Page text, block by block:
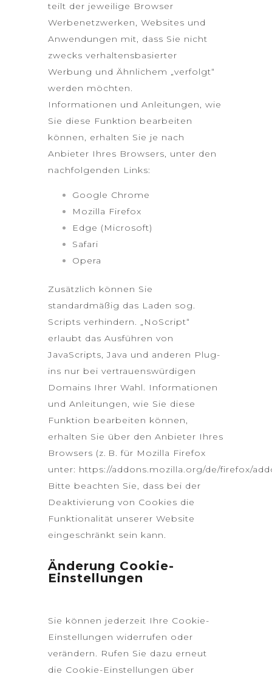
teilt der jeweilige Browser
Werbenetzwerken, Websites und
Anwendungen mit, dass Sie nicht
zwecks verhaltensbasierter
Werbung und Ähnlichem „verfolgt“
werden möchten.
Informationen und Anleitungen, wie
Sie diese Funktion bearbeiten
können, erhalten Sie je nach
Anbieter Ihres Browsers, unter den
nachfolgenden Links:
Google Chrome
Mozilla Firefox
Edge (Microsoft)
Safari
Opera
Zusätzlich können Sie
standardmäßig das Laden sog.
Scripts verhindern. „NoScript“
erlaubt das Ausführen von
JavaScripts, Java und anderen Plug-
ins nur bei vertrauenswürdigen
Domains Ihrer Wahl. Informationen
und Anleitungen, wie Sie diese
Funktion bearbeiten können,
erhalten Sie über den Anbieter Ihres
Browsers (z. B. für Mozilla Firefox
unter: https://addons.mozilla.org/de/firefox/
Bitte beachten Sie, dass bei der
Deaktivierung von Cookies die
Funktionalität unserer Website
eingeschränkt sein kann.
Änderung Cookie-
Einstellungen
Sie können jederzeit Ihre Cookie-
Einstellungen widerrufen oder
verändern. Rufen Sie dazu erneut
die Cookie-Einstellungen über